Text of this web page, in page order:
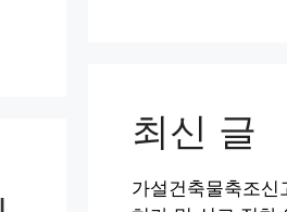
최신 글
가설건축물축조신